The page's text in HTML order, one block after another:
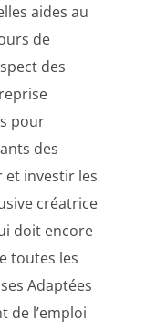
aides au
de
des
pour
des
et investir les
créatrice
doit encore
toutes les
Adaptées
de l’emploi